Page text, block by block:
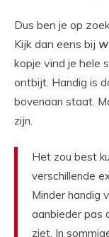
Dus ben je op
Kijk dan eens bij
kopje vind je hele
ontbijt. Handig is
bovenaan staat.
zijn.
Het zou best
verschillende
Minder handig
aanbieder pas
ziet. In